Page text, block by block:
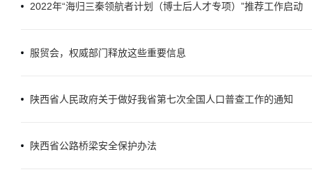
2022年“海归三秦领航者计划（博士后人才专项）”推荐工作启动
服贸会，权威部门释放这些重要信息
陕西省人民政府关于做好我省第七次全国人口普查工作的通知
陕西省公路桥梁安全保护办法